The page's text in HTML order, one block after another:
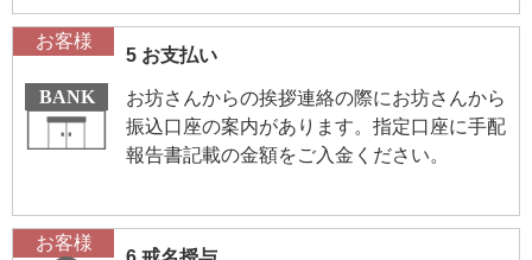
お客様
5 お支払い
お坊さんからの挨拶連絡の際にお坊さんから
振込口座の案内があります。指定口座に手配
報告書記載の金額をご入金ください。
お客様